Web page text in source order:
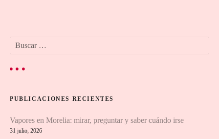
g
a
ó
c
:
PUBLICACIONES RECIENTES
Vapores en Morelia: mirar, preguntar y saber cuándo irse
31 julio, 2026